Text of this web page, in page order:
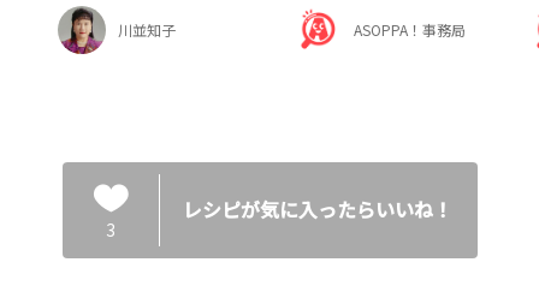
川並知子 ASOPPA！事務局
3
レシピが気に入ったらいいね！